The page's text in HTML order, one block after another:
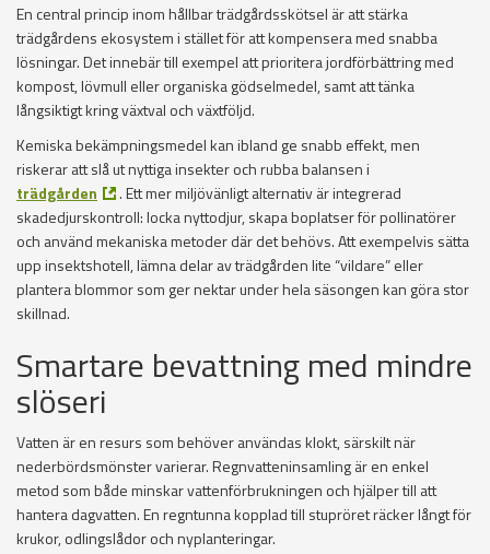
En central princip inom hållbar trädgårdsskötsel är att stärka
trädgårdens ekosystem i stället för att kompensera med snabba
lösningar. Det innebär till exempel att prioritera jordförbättring med
kompost, lövmull eller organiska gödselmedel, samt att tänka
långsiktigt kring växtval och växtföljd.
Kemiska bekämpningsmedel kan ibland ge snabb effekt, men
riskerar att slå ut nyttiga insekter och rubba balansen i
trädgården
. Ett mer miljövänligt alternativ är integrerad
skadedjurskontroll: locka nyttodjur, skapa boplatser för pollinatörer
och använd mekaniska metoder där det behövs. Att exempelvis sätta
upp insektshotell, lämna delar av trädgården lite “vildare” eller
plantera blommor som ger nektar under hela säsongen kan göra stor
skillnad.
Smartare bevattning med mindre
slöseri
Vatten är en resurs som behöver användas klokt, särskilt när
nederbördsmönster varierar. Regnvatteninsamling är en enkel
metod som både minskar vattenförbrukningen och hjälper till att
hantera dagvatten. En regntunna kopplad till stupröret räcker långt för
krukor, odlingslådor och nyplanteringar.